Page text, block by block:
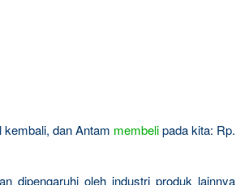
dan Antam membelipada kita: Rp.
dipengaruhi oleh industri produk lainnya